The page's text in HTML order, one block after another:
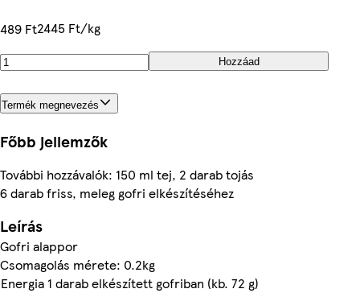
489 Ft2445 Ft/kg
Hozzáad
Termék megnevezés
Főbb jellemzők
További hozzávalók: 150 ml tej, 2 darab tojás
6 darab friss, meleg gofri elkészítéséhez
Leírás
Gofri alappor
Csomagolás mérete: 0.2kg
Energia 1 darab elkészített gofriban (kb. 72 g)